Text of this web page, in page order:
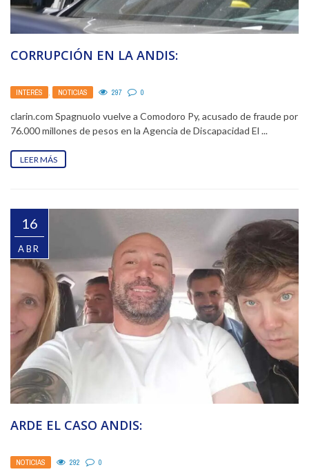
CORRUPCIÓN EN LA ANDIS:
INTERÉS , NOTICIAS 297 0
clarin.com Spagnuolo vuelve a Comodoro Py, acusado de fraude por
76.000 millones de pesos en la Agencia de Discapacidad El ...
LEER MÁS
16
ABR
ARDE EL CASO ANDIS:
NOTICIAS 292 0